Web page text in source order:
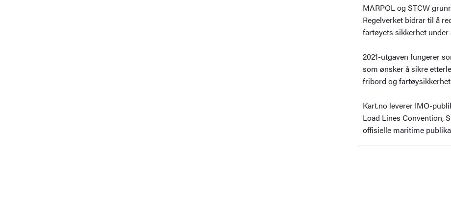
MARPOL og STCW
Regelverket bidrar til å
fartøyets sikkerhet
2021-utgaven fungerer
som ønsker å sikre
fribord og
Kart.no leverer IMO-
Load Lines Convention,
offisielle maritime